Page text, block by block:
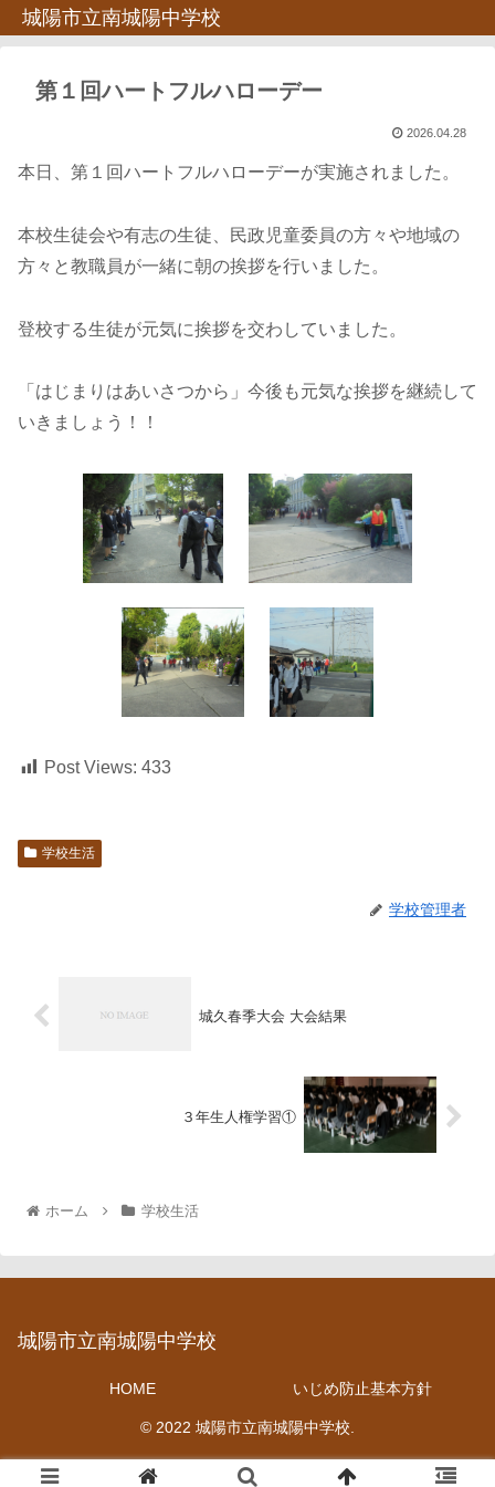
城陽市立南城陽中学校
第１回ハートフルハローデー
2026.04.28
本日、第１回ハートフルハローデーが実施されました。
本校生徒会や有志の生徒、民政児童委員の方々や地域の
方々と教職員が一緒に朝の挨拶を行いました。
登校する生徒が元気に挨拶を交わしていました。
「はじまりはあいさつから」今後も元気な挨拶を継続して
いきましょう！！
Post Views: 433
学校生活
学校管理者
城久春季大会 大会結果
３年生人権学習①
ホーム 学校生活
城陽市立南城陽中学校
HOME いじめ防止基本方針
© 2022 城陽市立南城陽中学校.